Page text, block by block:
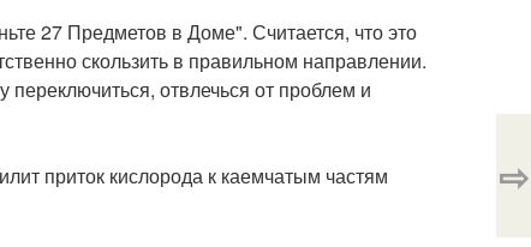
27 Предметов в Доме". Считается, что это
скользить в правильном направлении.
отвлечься от проблем и
приток кислорода к каемчатым частям
⇨